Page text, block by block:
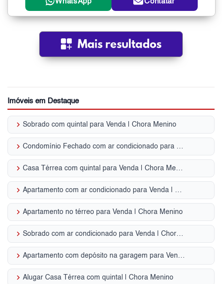
Imóveis em Destaque
keyboard_arrow_right Sobrado com quintal para Venda | Chora Menino
keyboard_arrow_right Condomínio Fechado com ar condicionado para Venda | Chora Menino
keyboard_arrow_right Casa Térrea com quintal para Venda | Chora Menino
keyboard_arrow_right Apartamento com ar condicionado para Venda | Chora Menino
keyboard_arrow_right Apartamento no térreo para Venda | Chora Menino
keyboard_arrow_right Sobrado com ar condicionado para Venda | Chora Menino
keyboard_arrow_right Apartamento com depósito na garagem para Venda | Chora Menino
keyboard_arrow_right Alugar Casa Térrea com quintal | Chora Menino